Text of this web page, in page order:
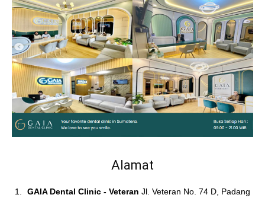
Alamat
GAIA Dental Clinic - Veteran Jl. Veteran No. 74 D, Padang